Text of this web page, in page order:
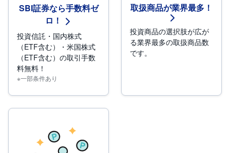
SBI証券なら手数料ゼ
ロ！
投資信託・国内株式
（ETF含む）・米国株式
（ETF含む）の取引手数
料無料！
※一部条件あり
取扱商品が業界最多！
投資商品の選択肢が広が
る業界最多の取扱商品数
です。